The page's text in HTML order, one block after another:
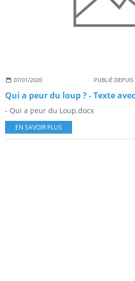
07/01/2020 PUBLIÉ
Qui a peur du loup ? - Texte
- Qui a peur du Loup.docx
EN SAVOIR PLUS